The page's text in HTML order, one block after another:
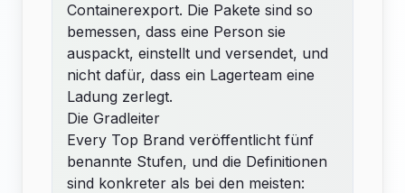
Containerexport. Die Pakete sind so
bemessen, dass eine Person sie
auspackt, einstellt und versendet, und
nicht dafür, dass ein Lagerteam eine
Ladung zerlegt.
Die Gradleiter
Every Top Brand veröffentlicht fünf
benannte Stufen, und die Definitionen
sind konkreter als bei den meisten: